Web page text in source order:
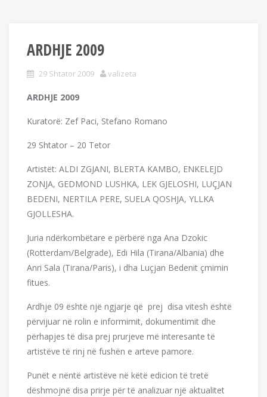
ARDHJE 2009
29 Shtator 2009 valizeta
ARDHJE 2009
Kuratorë: Zef Paci, Stefano Romano
29 Shtator – 20 Tetor
Artistët: ALDI ZGJANI, BLERTA KAMBO, ENKELEJD
ZONJA, GEDMOND LUSHKA, LEK GJELOSHI, LUÇJAN
BEDENI, NERTILA PERE, SUELA QOSHJA, YLLKA
GJOLLESHA.
Juria ndërkombëtare e përbërë nga Ana Dzokic
(Rotterdam/Belgrade), Edi Hila (Tirana/Albania) dhe
Anri Sala (Tirana/Paris), i dha Luçjan Bedenit çmimin
fitues.
Ardhje 09 është një ngjarje që prej disa vitesh është
përvijuar në rolin e informimit, dokumentimit dhe
përhapjes të disa prej prurjeve më interesante të
artistëve të rinj në fushën e arteve pamore.
Punët e nëntë artistëve në këtë edicion të tretë
dëshmojnë disa prirje për të analizuar një aktualitet